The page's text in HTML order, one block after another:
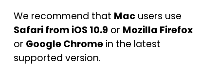
We recommend that Mac users use
Safari from iOS 10.9 or Mozilla Firefox
or Google Chrome in the latest
supported version.